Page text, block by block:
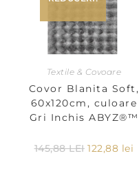
Textile & Covoare
Covor Blanita Soft,
60x120cm, culoare
Gri Inchis ABYZ®™
145,88LEI 122,88 lei